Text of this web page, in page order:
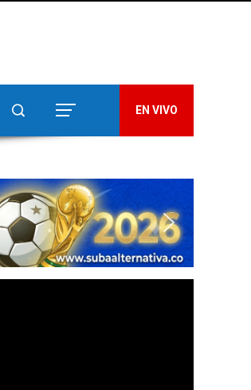
EN VIVO